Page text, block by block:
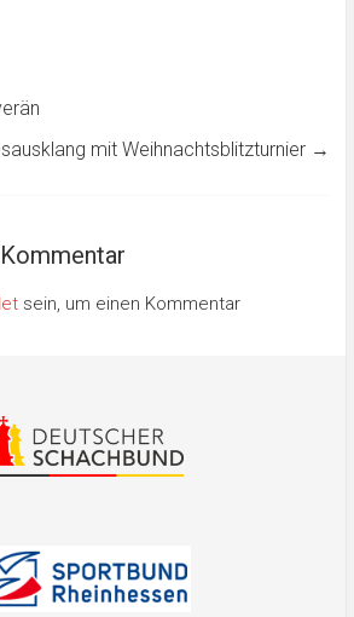
mit Weihnachtsblitzturnier →
sein, um einen Kommentar